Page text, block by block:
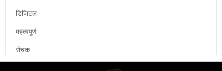
डिजिटल
महत्वपूर्ण
रोचक